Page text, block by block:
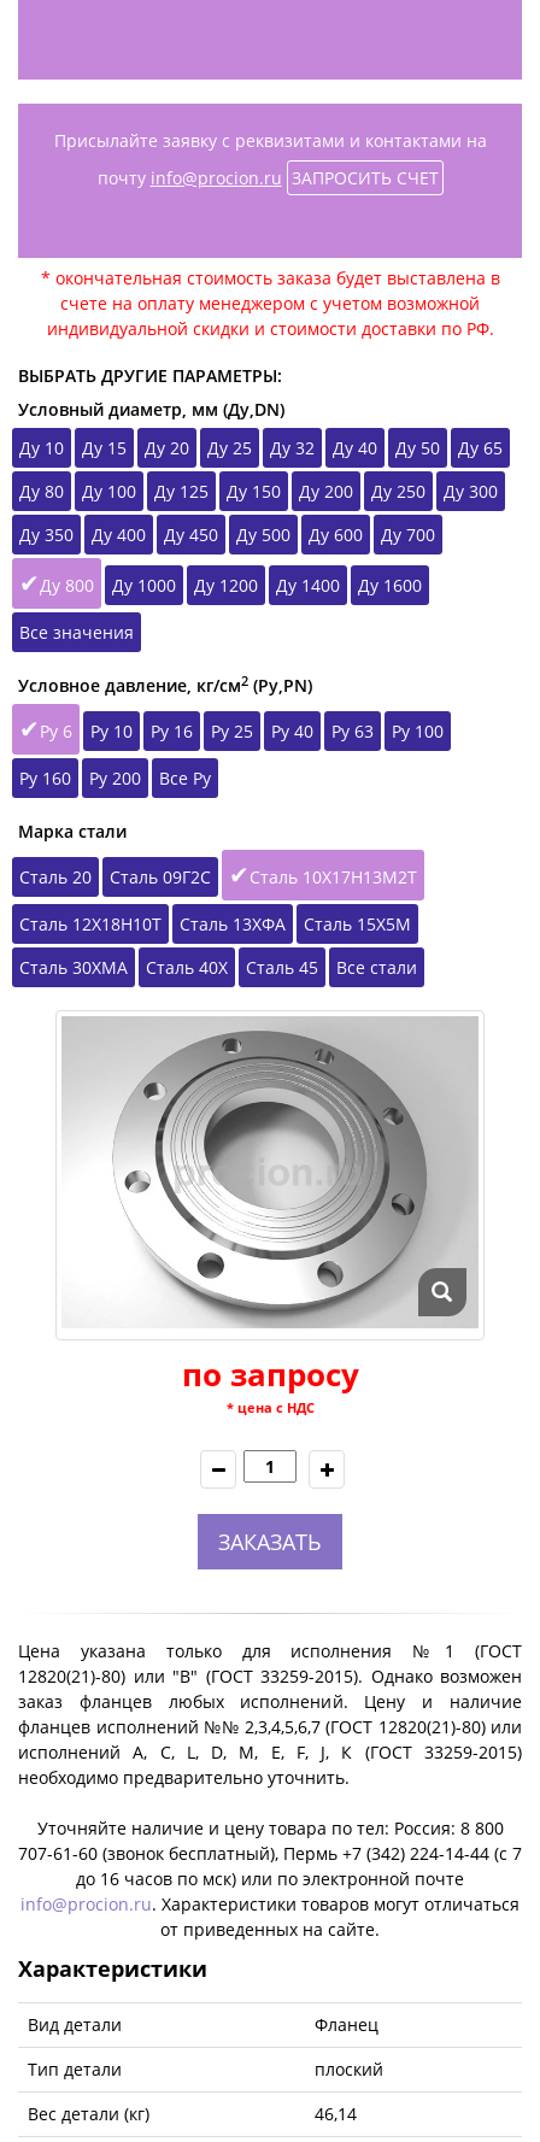
Присылайте заявку с реквизитами и контактами на
почту info@procion.ru ЗАПРОСИТЬ СЧЕТ
* окончательная стоимость заказа будет выставлена в
счете на оплату менеджером с учетом возможной
индивидуальной скидки и стоимости доставки по РФ.
ВЫБРАТЬ ДРУГИЕ ПАРАМЕТРЫ:
Условный диаметр, мм (Ду,DN)
Ду 10
Ду 15 Ду 20 Ду 25 Ду 32 Ду 40 Ду 50
Ду 65
Ду 80
Ду 100 Ду 125 Ду 150 Ду 200 Ду 250
Ду 300
Ду 350
Ду 400 Ду 450 Ду 500 Ду 600 Ду 700
Ду 800 Ду 1000 Ду 1200 Ду 1400 Ду 1600
Все значения
Условное давление, кг/см2 (Ру,РN)
Ру 6
Ру 10 Ру 16 Ру 25 Ру 40 Ру 63 Ру 100
Ру 160 Ру 200 Все Ру
Марка стали
Сталь 20
Сталь 09Г2С Сталь 10Х17Н13М2Т
Сталь 12Х18Н10Т Сталь 13ХФА
Сталь 15Х5М
Сталь 30ХМА
Сталь 40Х Сталь 45 Все стали
по запросу
* цена с НДС
ЗАКАЗАТЬ
Цена указана только для исполнения №1 (ГОСТ
12820(21)-80) или "B" (ГОСТ 33259-2015). Однако возможен
заказ фланцев любых исполнений. Цену и наличие
фланцев исполнений №№ 2,3,4,5,6,7 (ГОСТ 12820(21)-80) или
исполнений A, C, L, D, M, E, F, J, К (ГОСТ 33259-2015)
необходимо предварительно уточнить.
Уточняйте наличие и цену товара по тел: Россия: 8 800
707-61-60 (звонок бесплатный), Пермь +7 (342) 224-14-44 (c 7
до 16 часов по мск) или по электронной почте
info@procion.ru. Характеристики товаров могут отличаться
от приведенных на сайте.
Характеристики
Вид детали
Фланец
Тип детали
плоский
Вес детали (кг)
46,14